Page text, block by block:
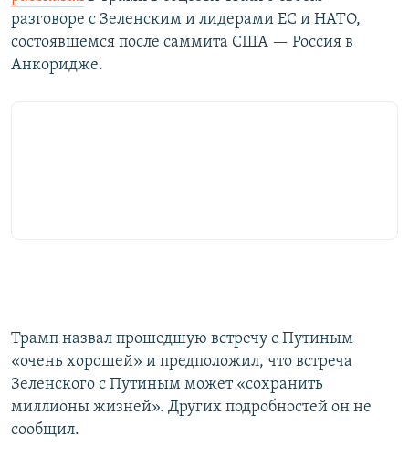
разговоре с Зеленским и лидерами ЕС и НАТО,
состоявшемся после саммита США — Россия в
Анкоридже.
Трамп назвал прошедшую встречу с Путиным
«очень хорошей» и предположил, что встреча
Зеленского с Путиным может «сохранить
миллионы жизней». Других подробностей он не
сообщил.